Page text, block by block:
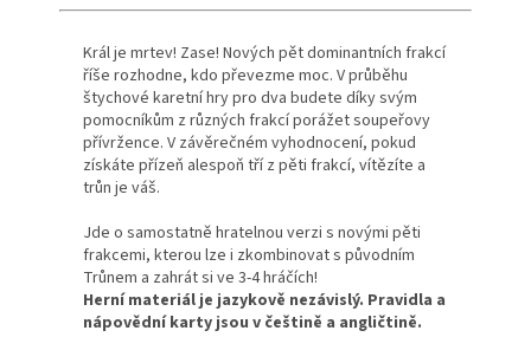
Král je mrtev! Zase! Nových pět dominantních frakcí
říše rozhodne, kdo převezme moc. V průběhu
štychové karetní hry pro dva budete díky svým
pomocníkům z různých frakcí porážet soupeřovy
přívržence. V závěrečném vyhodnocení, pokud
získáte přízeň alespoň tří z pěti frakcí, vítězíte a
trůn je váš.
Jde o samostatně hratelnou verzi s novými pěti
frakcemi, kterou lze i zkombinovat s původním
Trůnem a zahrát si ve 3-4 hráčích!
Herní materiál je jazykově nezávislý. Pravidla a
nápovědní karty jsou v češtině a angličtině.